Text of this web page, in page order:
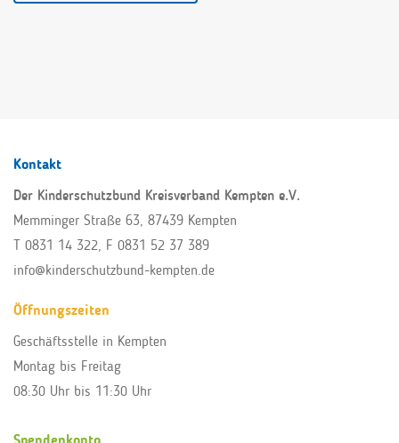
Kontakt
Der Kinderschutzbund Kreisverband Kempten e.V.
Memminger Straße 63, 87439 Kempten
T 0831 14 322 , F 0831 52 37 389
info@kinderschutzbund-kempten.de
Öffnungszeiten
Geschäftsstelle in Kempten
Montag bis Freitag
08:30 Uhr bis 11:30 Uhr